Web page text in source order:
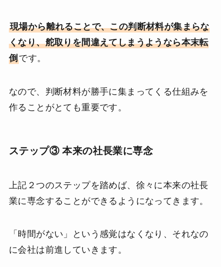
現場から離れることで、この判断材料が集まらな
くなり、舵取りを間違えてしまうようなら本末転
倒です。
なので、判断材料が勝手に集まってくる仕組みを
作ることがとても重要です。
ステップ③ 本来の社長業に専念
上記２つのステップを踏めば、徐々に本来の社長
業に専念することができるようになってきます。
「時間がない」という感覚はなくなり、それなの
に会社は前進していきます。